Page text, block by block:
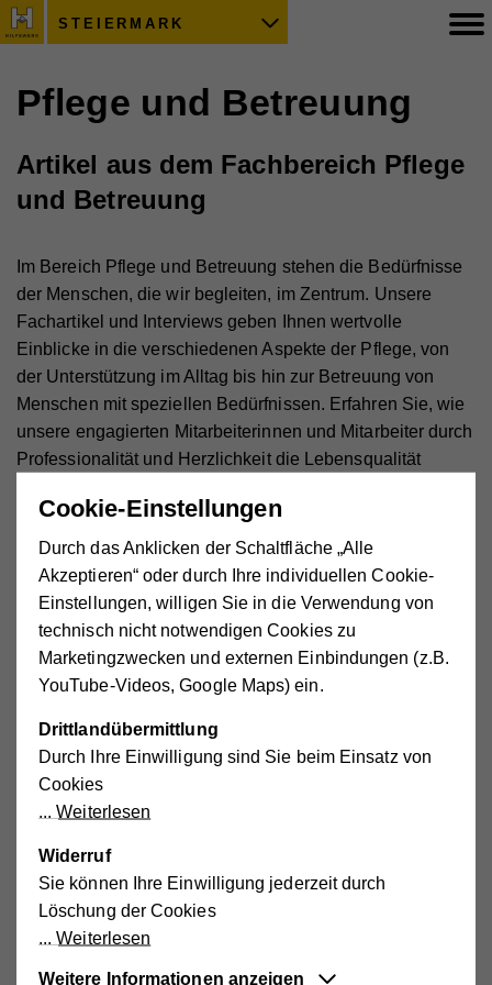
STEIERMARK
Pflege und Betreuung
Artikel aus dem Fachbereich Pflege
und Betreuung
Im Bereich Pflege und Betreuung stehen die Bedürfnisse
der Menschen, die wir begleiten, im Zentrum. Unsere
Fachartikel und Interviews geben Ihnen wertvolle
Einblicke in die verschiedenen Aspekte der Pflege, von
der Unterstützung im Alltag bis hin zur Betreuung von
Menschen mit speziellen Bedürfnissen. Erfahren Sie, wie
unsere engagierten Mitarbeiterinnen und Mitarbeiter durch
Professionalität und Herzlichkeit die Lebensqualität
praxisnahe Tipps rund um die Pflege und Betreuung –
sowohl für Fachkräfte als auch für Angehörige. Unsere
Expertinnen und Experten teilen ihr Wissen und bieten
Inspiration für den Umgang mit den täglichen
Herausforderungen in der Pflege.
Pflege im digitalen Zeitalter
Wie Technik die Pflege unterstützen kann, wo die
Grenzen liegen und warum Menschlichkeit in der
Erfahren Sie hilfreiche Strategien zur
Stressbewältigung im Pflegealltag. Für Pflegekräfte
und Angehörige.
Umgang mit Inkontinenz im Alter
Cookie-Einstellungen
Durch das Anklicken der Schaltfläche „Alle
Akzeptieren“ oder durch Ihre individuellen Cookie-
Einstellungen, willigen Sie in die Verwendung von
technisch nicht notwendigen Cookies zu
Marketingzwecken und externen Einbindungen (z.B.
YouTube-Videos, Google Maps) ein.
Drittlandübermittlung
Durch Ihre Einwilligung sind Sie beim Einsatz von
Cookies
Weiterlesen
Widerruf
Sie können Ihre Einwilligung jederzeit durch
Löschung der Cookies
Weiterlesen
Weitere Informationen anzeigen